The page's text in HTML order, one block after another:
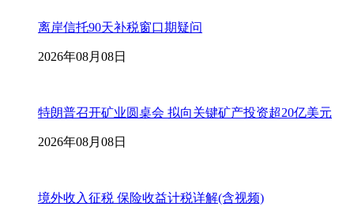
离岸信托90天补税窗口期疑问
2026年08月08日
特朗普召开矿业圆桌会 拟向关键矿产投资超20亿美元
2026年08月08日
境外收入征税 保险收益计税详解(含视频)